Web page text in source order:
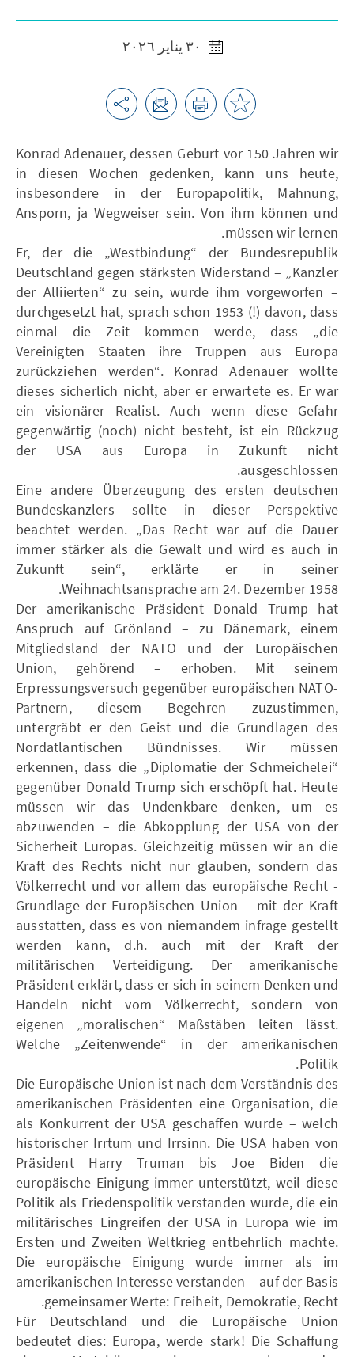
Konrad Adenauer, dessen Geburt vor 150 Jahren wir
in diesen Wochen gedenken, kann uns heute,
insbesondere in der Europapolitik, Mahnung,
Ansporn, ja Wegweiser sein. Von ihm können und
müssen wir lernen.
Er, der die „Westbindung“ der Bundesrepublik
Deutschland gegen stärksten Widerstand – „Kanzler
der Alliierten“ zu sein, wurde ihm vorgeworfen –
durchgesetzt hat, sprach schon 1953 (!) davon, dass
einmal die Zeit kommen werde, dass „die
Vereinigten Staaten ihre Truppen aus Europa
zurückziehen werden“. Konrad Adenauer wollte
dieses sicherlich nicht, aber er erwartete es. Er war
ein visionärer Realist. Auch wenn diese Gefahr
gegenwärtig (noch) nicht besteht, ist ein Rückzug
der USA aus Europa in Zukunft nicht
ausgeschlossen.
Eine andere Überzeugung des ersten deutschen
Bundeskanzlers sollte in dieser Perspektive
beachtet werden. „Das Recht war auf die Dauer
immer stärker als die Gewalt und wird es auch in
Zukunft sein“, erklärte er in seiner
Weihnachtsansprache am 24. Dezember 1958.
Der amerikanische Präsident Donald Trump hat
Anspruch auf Grönland – zu Dänemark, einem
Mitgliedsland der NATO und der Europäischen
Union, gehörend – erhoben. Mit seinem
Erpressungsversuch gegenüber europäischen NATO-
Partnern, diesem Begehren zuzustimmen,
untergräbt er den Geist und die Grundlagen des
Nordatlantischen Bündnisses. Wir müssen
erkennen, dass die „Diplomatie der Schmeichelei“
gegenüber Donald Trump sich erschöpft hat. Heute
müssen wir das Undenkbare denken, um es
abzuwenden – die Abkopplung der USA von der
Sicherheit Europas. Gleichzeitig müssen wir an die
Kraft des Rechts nicht nur glauben, sondern das
Völkerrecht und vor allem das europäische Recht -
Grundlage der Europäischen Union – mit der Kraft
ausstatten, dass es von niemandem infrage gestellt
werden kann, d.h. auch mit der Kraft der
militärischen Verteidigung. Der amerikanische
Präsident erklärt, dass er sich in seinem Denken und
Handeln nicht vom Völkerrecht, sondern von
eigenen „moralischen“ Maßstäben leiten lässt.
Welche „Zeitenwende“ in der amerikanischen
Politik.
Die Europäische Union ist nach dem Verständnis des
amerikanischen Präsidenten eine Organisation, die
als Konkurrent der USA geschaffen wurde – welch
historischer Irrtum und Irrsinn. Die USA haben von
Präsident Harry Truman bis Joe Biden die
europäische Einigung immer unterstützt, weil diese
Politik als Friedenspolitik verstanden wurde, die ein
militärisches Eingreifen der USA in Europa wie im
Ersten und Zweiten Weltkrieg entbehrlich machte.
Die europäische Einigung wurde immer als im
amerikanischen Interesse verstanden – auf der Basis
gemeinsamer Werte: Freiheit, Demokratie, Recht.
Für Deutschland und die Europäische Union
bedeutet dies: Europa, werde stark! Die Schaffung